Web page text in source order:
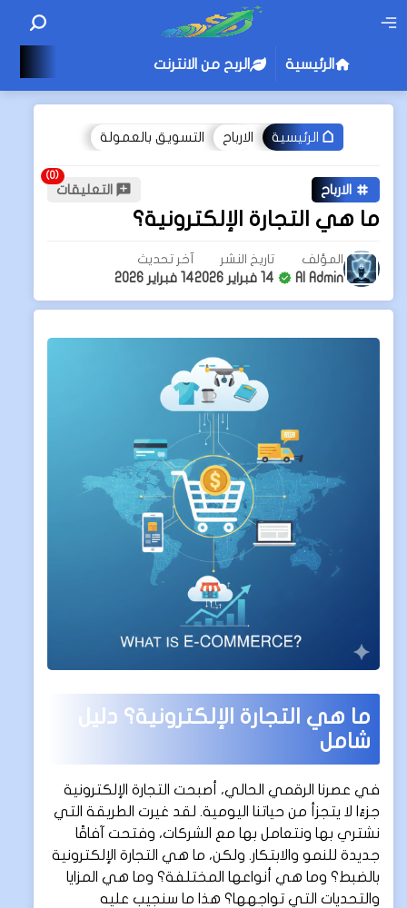
الرئيسية الربح من الانترنت
الرئيسية الارباح التسويق بالعمولة
الارباح التعليقات
ما هي التجارة الإلكترونية؟
المؤلف
AI Admin
تاريخ النشر
14 فبراير 2026
آخر تحديث
14 فبراير 2026
ما هي التجارة الإلكترونية؟ دليل
شامل
في عصرنا الرقمي الحالي، أصبحت التجارة الإلكترونية
جزءًا لا يتجزأ من حياتنا اليومية. لقد غيرت الطريقة التي
نشتري بها ونتعامل بها مع الشركات، وفتحت آفاقًا
جديدة للنمو والابتكار. ولكن، ما هي التجارة الإلكترونية
بالضبط؟ وما هي أنواعها المختلفة؟ وما هي المزايا
والتحديات التي تواجهها؟ هذا ما سنجيب عليه